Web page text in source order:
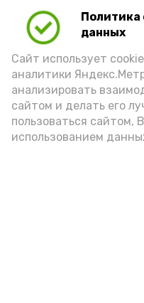
Политика
данных
Сайт использует
аналитики
анализировать
сайтом и делать его
пользоваться сайтом,
использованием